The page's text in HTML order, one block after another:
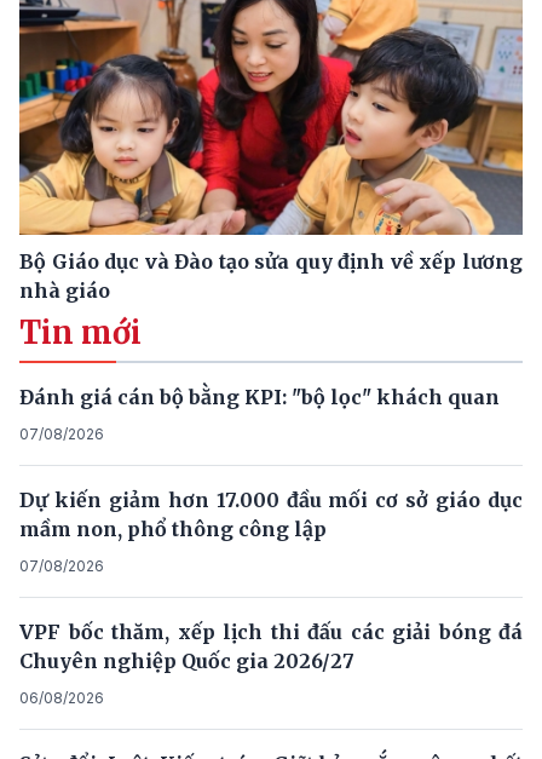
Bộ Giáo dục và Đào tạo sửa quy định về xếp lương
nhà giáo
Tin mới
Đánh giá cán bộ bằng KPI: "bộ lọc" khách quan
07/08/2026
Dự kiến giảm hơn 17.000 đầu mối cơ sở giáo dục
mầm non, phổ thông công lập
07/08/2026
VPF bốc thăm, xếp lịch thi đấu các giải bóng đá
Chuyên nghiệp Quốc gia 2026/27
06/08/2026